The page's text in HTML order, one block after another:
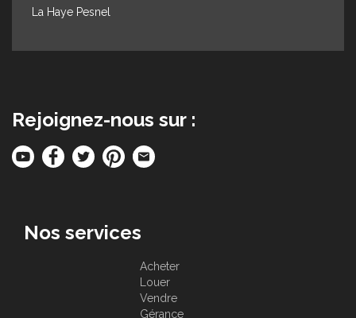
La Haye Pesnel
Rejoignez-nous sur :
Nos services
Acheter
Louer
Vendre
Gérance